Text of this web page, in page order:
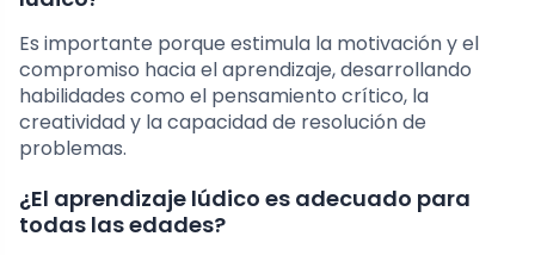
Es importante porque estimula la motivación y el
compromiso hacia el aprendizaje, desarrollando
habilidades como el pensamiento crítico, la
creatividad y la capacidad de resolución de
problemas.
¿El aprendizaje lúdico es adecuado para
todas las edades?